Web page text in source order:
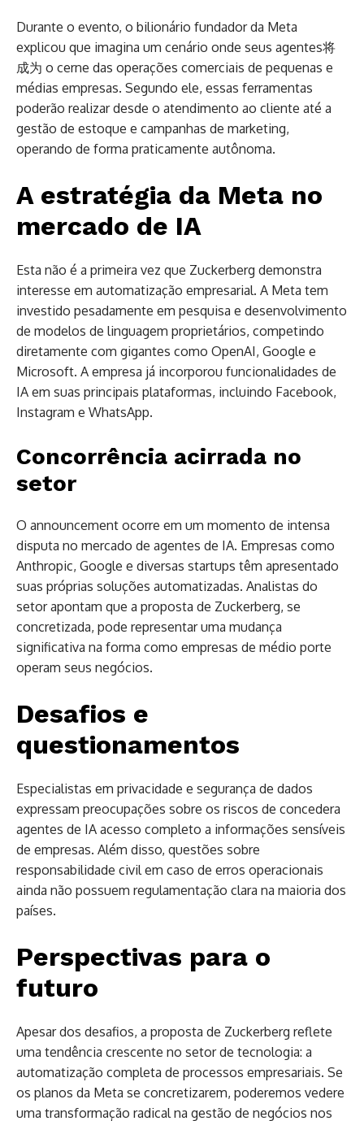
Durante o evento, o bilionário fundador da Meta
explicou que imagina um cenário onde seus agentes将
成为 o cerne das operações comerciais de pequenas e
médias empresas. Segundo ele, essas ferramentas
poderão realizar desde o atendimento ao cliente até a
gestão de estoque e campanhas de marketing,
operando de forma praticamente autônoma.
A estratégia da Meta no
mercado de IA
Esta não é a primeira vez que Zuckerberg demonstra
interesse em automatização empresarial. A Meta tem
investido pesadamente em pesquisa e desenvolvimento
de modelos de linguagem proprietários, competindo
diretamente com gigantes como OpenAI, Google e
Microsoft. A empresa já incorporou funcionalidades de
IA em suas principais plataformas, incluindo Facebook,
Instagram e WhatsApp.
Concorrência acirrada no
setor
O announcement ocorre em um momento de intensa
disputa no mercado de agentes de IA. Empresas como
Anthropic, Google e diversas startups têm apresentado
suas próprias soluções automatizadas. Analistas do
setor apontam que a proposta de Zuckerberg, se
concretizada, pode representar uma mudança
significativa na forma como empresas de médio porte
operam seus negócios.
Desafios e
questionamentos
Especialistas em privacidade e segurança de dados
expressam preocupações sobre os riscos de concedera
agentes de IA acesso completo a informações sensíveis
de empresas. Além disso, questões sobre
responsabilidade civil em caso de erros operacionais
ainda não possuem regulamentação clara na maioria dos
países.
Perspectivas para o
futuro
Apesar dos desafios, a proposta de Zuckerberg reflete
uma tendência crescente no setor de tecnologia: a
automatização completa de processos empresariais. Se
os planos da Meta se concretizarem, poderemos vedere
uma transformação radical na gestão de negócios nos